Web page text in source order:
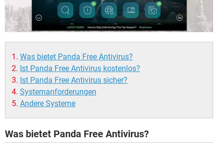
Was bietet Panda Free Antivirus?
Ist Panda Free Antivirus kostenlos?
Ist Panda Free Antivirus sicher?
Systemanforderungen
Andere Systeme
Was bietet Panda Free Antivirus?